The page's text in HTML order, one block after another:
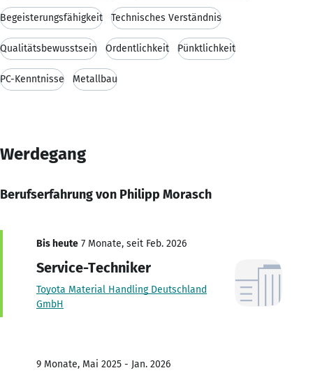
Begeisterungsfähigkeit Technisches Verständnis
Qualitätsbewusstsein Ordentlichkeit Pünktlichkeit
PC-Kenntnisse Metallbau
Werdegang
Berufserfahrung von Philipp Morasch
Bis heute 7 Monate, seit Feb. 2026
Service-Techniker
Toyota Material Handling Deutschland
GmbH
9 Monate, Mai 2025 - Jan. 2026